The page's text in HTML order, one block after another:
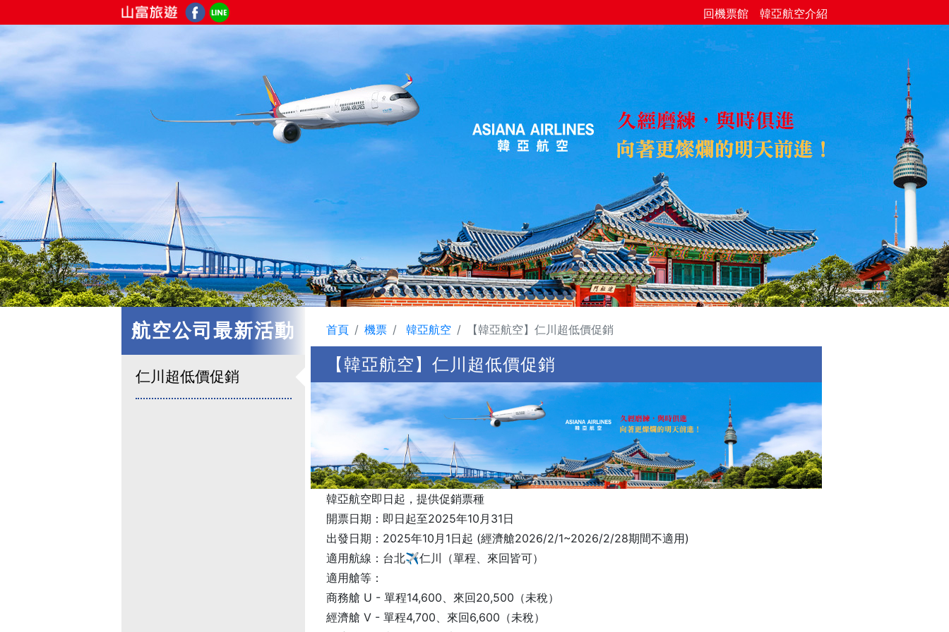
回機票館 韓亞航空介紹
航空公司最新活動
仁川超低價促銷
首頁 機票 韓亞航空 【韓亞航空】仁川超低價促銷
【韓亞航空】仁川超低價促銷
韓亞航空即日起，提供促銷票種
開票日期：即日起至2025年10月31日
出發日期：2025年10月1日起 (經濟艙2026/2/1~2026/2/28期間不適用)
適用航線：台北✈️仁川（單程、來回皆可）
適用艙等：
商務艙 U - 單程14,600、來回20,500（未稅）
經濟艙 V - 單程4,700、來回6,600（未稅）